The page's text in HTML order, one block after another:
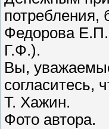
Федорова
Г.Ф.).
Вы,
согласитесь,
Т. Хажин.
Фото автора.